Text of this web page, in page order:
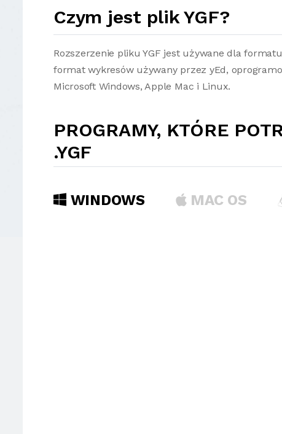
Czym jest plik YGF?
Rozszerzenie pliku YGF jest używane dla
format wykresów używany przez yEd,
Microsoft Windows, Apple Mac i Linux.
PROGRAMY, KTÓRE
.YGF
WINDOWS MAC OS